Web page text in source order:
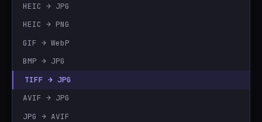
HEIC → JPG
HEIC → PNG
GIF → WebP
BMP → JPG
TIFF → JPG
AVIF → JPG
JPG → AVIF